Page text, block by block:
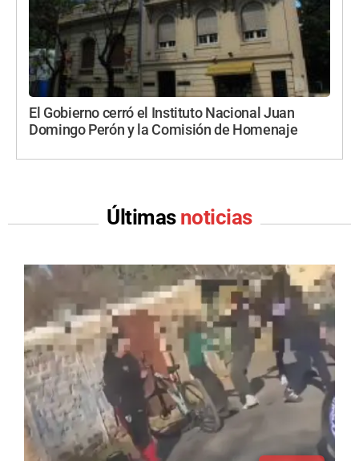
El Gobierno cerró el Instituto Nacional Juan
Domingo Perón y la Comisión de Homenaje
Últimas noticias